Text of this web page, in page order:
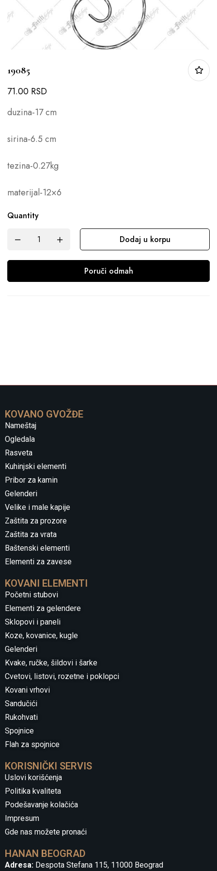
19085
71.00 RSD
duzina-17 cm
sirina-6.5 cm
tezina-0.27kg
materijal-12×6
Quantity
Dodaj u korpu
Poruči odmah
KOVANO GVOŽĐE
Nameštaj
Ogledala
Rasveta
Kuhinjski elementi
Pribor za kamin
Gelenderi
Velike i male kapije
Zaštita za prozore
Zaštita za vrata
Baštenski elementi
Elementi za zavese
KOVANI ELEMENTI
Početni stubovi
Elementi za gelendere
Sklopovi i paneli
Koze, kovanice, kugle
Gelenderi
Kvake, ručke, šildovi i šarke
Cvetovi, listovi, rozetne i poklopci
Kovani vrhovi
Sandučići
Rukohvati
Spojnice
Flah za spojnice
KORISNIČKI SERVIS
Uslovi korišćenja
Politika kvaliteta
Podešavanje kolačića
Impresum
Gde nas možete pronaći
HANAN BEOGRAD
Adresa: Despota Stefana 115, 11000 Beograd